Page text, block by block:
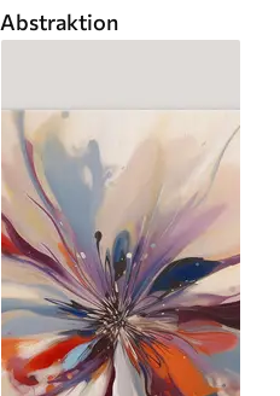
Abstraktion